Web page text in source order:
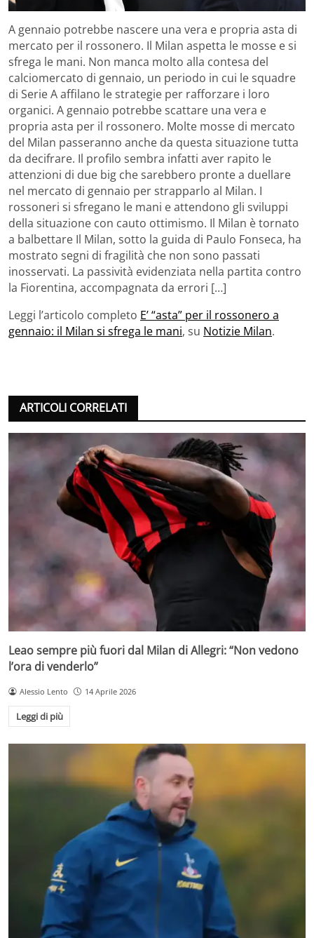
A gennaio potrebbe nascere una vera e propria asta di
mercato per il rossonero. Il Milan aspetta le mosse e si
sfrega le mani. Non manca molto alla contesa del
calciomercato di gennaio, un periodo in cui le squadre
di Serie A affilano le strategie per rafforzare i loro
organici. A gennaio potrebbe scattare una vera e
propria asta per il rossonero. Molte mosse di mercato
del Milan passeranno anche da questa situazione tutta
da decifrare. Il profilo sembra infatti aver rapito le
attenzioni di due big che sarebbero pronte a duellare
nel mercato di gennaio per strapparlo al Milan. I
rossoneri si sfregano le mani e attendono gli sviluppi
della situazione con cauto ottimismo. Il Milan è tornato
a balbettare Il Milan, sotto la guida di Paulo Fonseca, ha
mostrato segni di fragilità che non sono passati
inosservati. La passività evidenziata nella partita contro
la Fiorentina, accompagnata da errori […]
Leggi l’articolo completo E’ “asta” per il rossonero a
gennaio: il Milan si sfrega le mani, su Notizie Milan.
ARTICOLI CORRELATI
Leao sempre più fuori dal Milan di Allegri: “Non vedono
l’ora di venderlo”
Alessio Lento 14 Aprile 2026
Leggi di più